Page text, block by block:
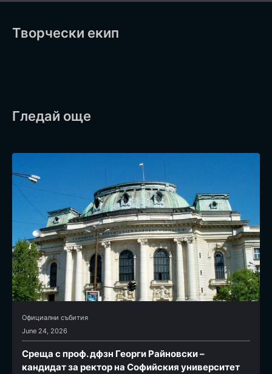
Творчески екип
Гледай още
Официални събития
June 24, 2026
Среща с проф. дфзн Георги Райновски –
кандидат за ректор на Софийския университет